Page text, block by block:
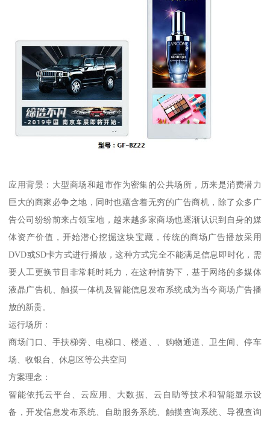
应用背景：大型商场和超市作为密集的公共场所，历来是消费潜力
巨大的商家必争之地，同时也蕴含着无穷的广告商机，除了众多广
告公司纷纷前来占领宝地，越来越多家商场也逐渐认识到自身的媒
体资产价值，开始潜心挖掘这块宝藏，传统的商场广告播放采用
DVD或SD卡方式进行播放，这种方式完全不能满足信息即时化，需
要人工更换节目非常耗时耗力，在这种情势下，基于网络的多媒体
液晶广告机、触摸一体机及智能信息发布系统成为当今商场广告播
放的新贵。
运行场所：
商场门口、手扶梯旁、电梯口、楼道、、购物通道、卫生间、停车
场、收银台、休息区等公共空间
方案理念：
智能依托云平台、云应用、大数据、云自助等技术和智能显示设
备，开发信息发布系统、自助服务系统、触摸查询系统、导视查询